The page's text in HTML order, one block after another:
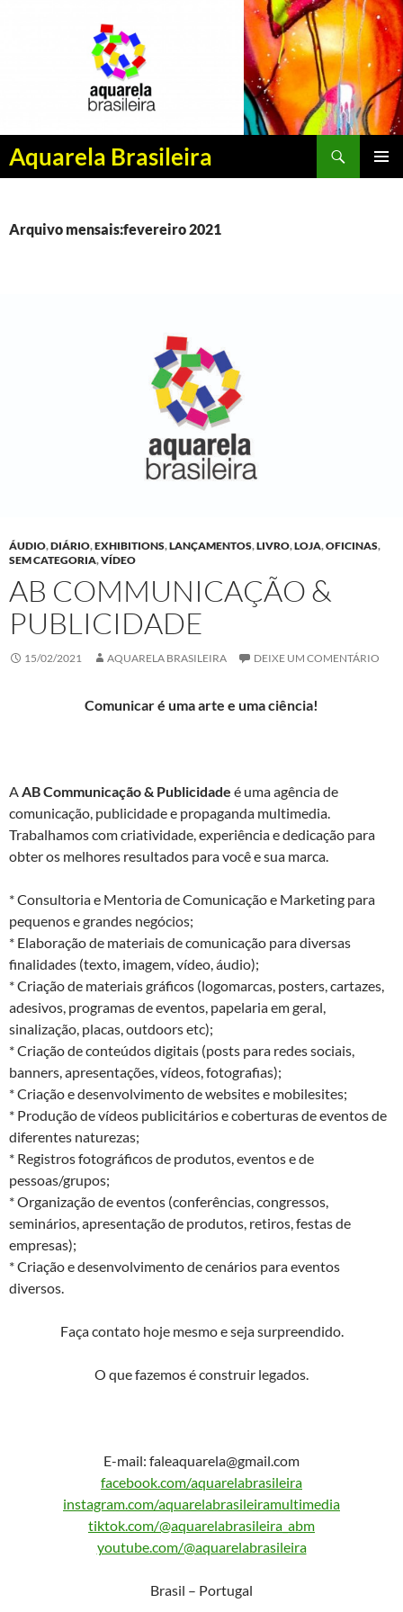
Aquarela Brasileira
Pesquisar
PULAR
CONTEÚDO
Arquivo mensais:fevereiro 2021
ÁUDIO,DIÁRIO,EXHIBITIONS,LANÇAMENTOS,LIVRO,LOJA,OFICINAS,
SEM CATEGORIA,VÍDEO
AB COMMUNICAÇÃO &
PUBLICIDADE
15/02/2021 AQUARELA BRASILEIRA DEIXE UM COMENTÁRIO
Comunicar é uma arte e uma ciência!
AAB Communicação & Publicidade é uma agência de
comunicação, publicidade e propaganda multimedia.
Trabalhamos com criatividade, experiência e dedicação para
obter os melhores resultados para você e sua marca.
* Consultoria e Mentoria de Comunicação e Marketing para
pequenos e grandes negócios;
* Elaboração de materiais de comunicação para diversas
finalidades (texto, imagem, vídeo, áudio);
* Criação de materiais gráficos (logomarcas, posters, cartazes,
adesivos, programas de eventos, papelaria em geral,
sinalização, placas, outdoors etc);
* Criação de conteúdos digitais (posts para redes sociais,
banners, apresentações, vídeos, fotografias);
* Criação e desenvolvimento de websites e mobilesites;
* Produção de vídeos publicitários e coberturas de eventos de
diferentes naturezas;
* Registros fotográficos de produtos, eventos e de
pessoas/grupos;
* Organização de eventos (conferências, congressos,
seminários, apresentação de produtos, retiros, festas de
empresas);
* Criação e desenvolvimento de cenários para eventos
diversos.
Faça contato hoje mesmo e seja surpreendido.
O que fazemos é construir legados.
E-mail: faleaquarela@gmail.com
facebook.com/aquarelabrasileira
instagram.com/aquarelabrasileiramultimedia
tiktok.com/@aquarelabrasileira_abm
youtube.com/@aquarelabrasileira
Brasil – Portugal